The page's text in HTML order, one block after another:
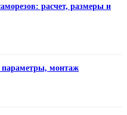
расчет, размеры и
параметры, монтаж